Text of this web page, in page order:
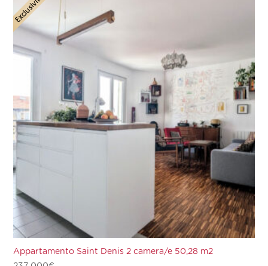
Appartamento Saint Denis 2 camera/e 50,28 m2